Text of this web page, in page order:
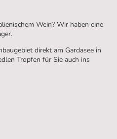
Wein? Wir haben eine
direkt am Gardasee in
Tropfen für Sie auch ins